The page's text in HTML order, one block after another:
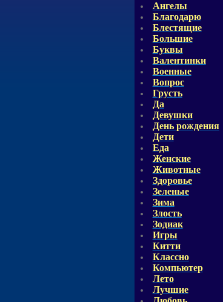
Ангелы
Благодарю
Блестящие
Большие
Буквы
Валентинки
Военные
Вопрос
Грусть
Да
Девушки
День рождения
Дети
Еда
Женские
Животные
Здоровье
Зеленые
Зима
Злость
Зодиак
Игры
Китти
Классно
Компьютер
Лето
Лучшие